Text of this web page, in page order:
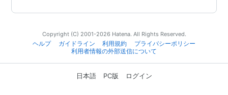
Copyright (C) 2001-2026 Hatena. All Rights Reserved.
ヘルプ
ガイドライン 利用規約
プライバシーポリシー
利用者情報の外部送信について
日本語 PC版 ログイン